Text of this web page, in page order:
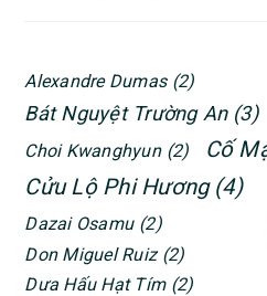
Alexandre Dumas (2)
Bát Nguyệt Trường An (3)
Choi Kwanghyun (2) Cố
Cửu Lộ Phi Hương (4)
Dazai Osamu (2)
Don Miguel Ruiz (2)
Dưa Hấu Hạt Tím (2)